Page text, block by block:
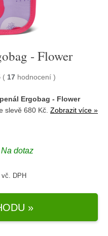
- Flower
( 17 hodnocení )
Ergobag - Flower
slevě 680 Kč. Zobrazit více »
dotaz
vč. DPH
»